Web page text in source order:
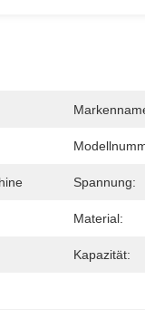
Spannung:
Material:
Kapazität: